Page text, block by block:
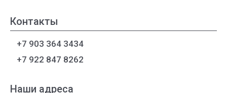
Контакты
+7 903 364 3434
+7 922 847 8262
Наши адреса